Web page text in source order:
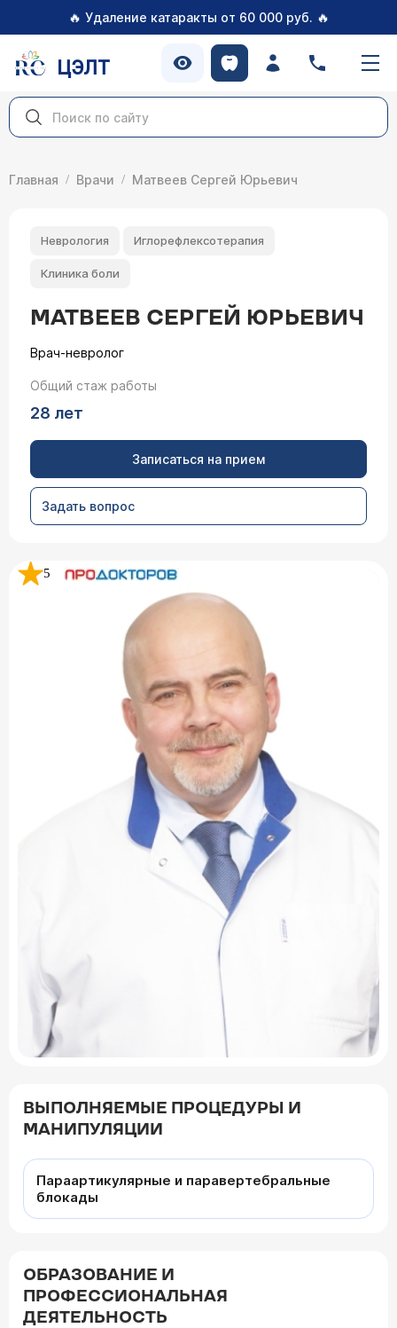
🔥 Удаление катаракты от 60 000 руб. 🔥
ЦЭЛТ
Главная Врачи Матвеев Сергей Юрьевич
Неврология Иглорефлексотерапия
Клиника боли
МАТВЕЕВ СЕРГЕЙ ЮРЬЕВИЧ
Врач-невролог
Общий стаж работы
28 лет
Записаться на прием
Задать вопрос
5
ВЫПОЛНЯЕМЫЕ ПРОЦЕДУРЫ И
МАНИПУЛЯЦИИ
Параартикулярные и паравертебральные
блокады
ОБРАЗОВАНИЕ И
ПРОФЕССИОНАЛЬНАЯ
ДЕЯТЕЛЬНОСТЬ